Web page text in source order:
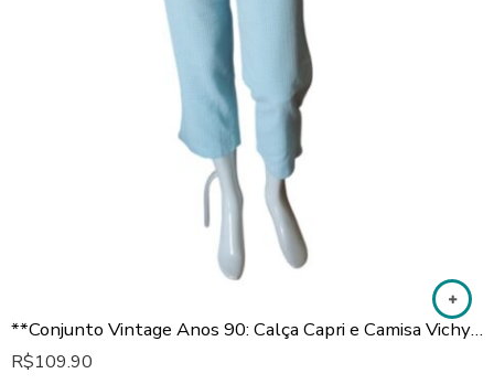
**Conjunto Vintage Anos 90: Calça Capri e Camisa Vichy Azul Celeste**
R$109.90